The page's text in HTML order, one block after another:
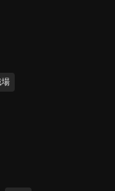
決心反報復伊
氣出在加薩！
以色列 無國願
場